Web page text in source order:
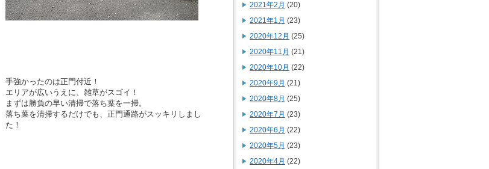
手強かったのは正門付近！
エリアが広いうえに、雑草がスゴイ！
まずは勝負の早い清掃で落ち葉を一掃。
落ち葉を清掃するだけでも、正門通路がスッキリしまし
た！
2021年2月 (20)
2021年1月 (23)
2020年12月 (25)
2020年11月 (21)
2020年10月 (22)
2020年9月 (21)
2020年8月 (25)
2020年7月 (23)
2020年6月 (22)
2020年5月 (23)
2020年4月 (22)